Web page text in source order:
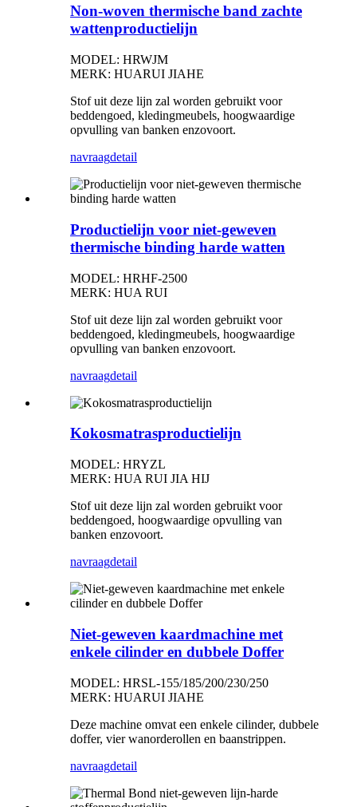
Non-woven thermische band zachte
wattenproductielijn
MODEL: HRWJM
MERK: HUARUI JIAHE
Stof uit deze lijn zal worden gebruikt voor
beddengoed, kledingmeubels, hoogwaardige
opvulling van banken enzovoort.
navraagdetail
Productielijn voor niet-geweven
thermische binding harde watten
MODEL: HRHF-2500
MERK: HUA RUI
Stof uit deze lijn zal worden gebruikt voor
beddengoed, kledingmeubels, hoogwaardige
opvulling van banken enzovoort.
navraagdetail
Kokosmatrasproductielijn
MODEL: HRYZL
MERK: HUA RUI JIA HIJ
Stof uit deze lijn zal worden gebruikt voor
beddengoed, hoogwaardige opvulling van
banken enzovoort.
navraagdetail
Niet-geweven kaardmachine met
enkele cilinder en dubbele Doffer
MODEL: HRSL-155/185/200/230/250
MERK: HUARUI JIAHE
Deze machine omvat een enkele cilinder, dubbele
doffer, vier wanorderollen en baanstrippen.
navraagdetail